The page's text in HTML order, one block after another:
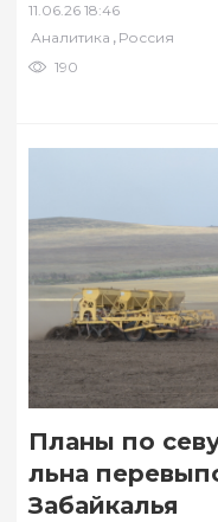
государства.
востребованных…
11.06.26 18:46
Аналитика , Россия
190
Планы по
льна
Забайкалья